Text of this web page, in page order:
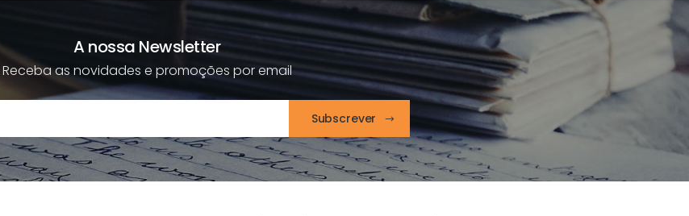
A nossa Newsletter
Receba as novidades e promoções por email
Subscrever